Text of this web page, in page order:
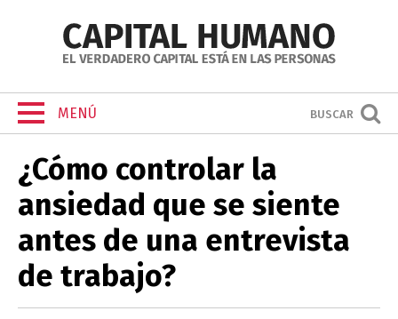
MENÚ BUSCAR
¿Cómo controlar la
ansiedad que se siente
antes de una entrevista
de trabajo?